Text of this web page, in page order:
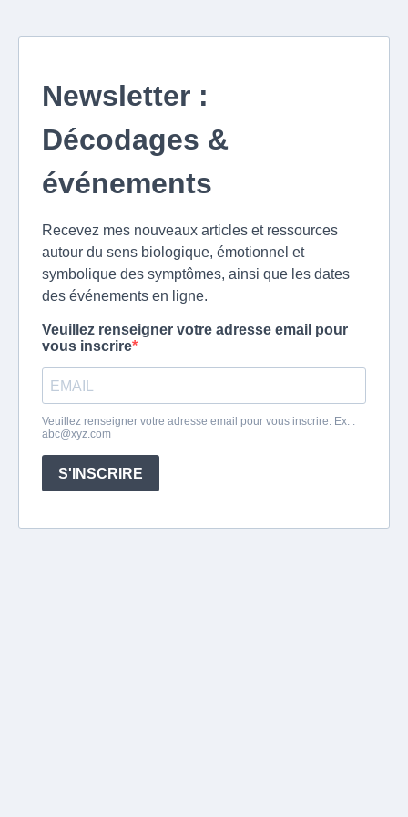
Newsletter :
Décodages &
événements
Recevez mes nouveaux articles et ressources
autour du sens biologique, émotionnel et
symbolique des symptômes, ainsi que les dates
des événements en ligne.
Veuillez renseigner votre adresse email pour
vous inscrire
Veuillez renseigner votre adresse email pour vous inscrire. Ex. :
abc@xyz.com
S'INSCRIRE